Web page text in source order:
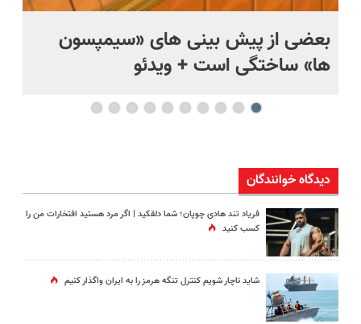
بعضی از پیش بینی های «سیمپسون
ها» ساختگی است + ویدئو
دیدگاه خوانندگان
فریاد تند هادی چوپان؛‌ شما دلقکید | اگر مرد هستید افتخارات من را
کسب کنید
شاید ناچار شویم کنترل تنگه هرمز را به ایران واگذار کنیم